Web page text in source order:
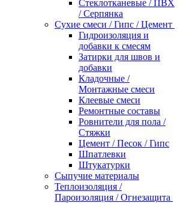
Стеклотканевые / ПВХ
/ Серпянка
Сухие смеси / Гипс / Цемент
Гидроизоляция и
добавки к смесям
Затирки для швов и
добавки
Кладочные /
Монтажные смеси
Клеевые смеси
Ремонтные составы
Ровнители для пола /
Стяжки
Цемент / Песок / Гипс
Шпатлевки
Штукатурки
Сыпучие материалы
Теплоизоляция /
Пароизоляция / Огнезащита